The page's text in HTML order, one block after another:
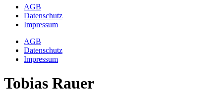
AGB
Datenschutz
Impressum
AGB
Datenschutz
Impressum
Tobias Rauer